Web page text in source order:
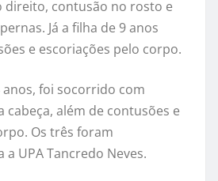
direito, contusão no rosto e
Já a filha de 9 anos
e escoriações pelo corpo.
foi socorrido com
cabeça, além de contusões e
Os três foram
UPA Tancredo Neves.